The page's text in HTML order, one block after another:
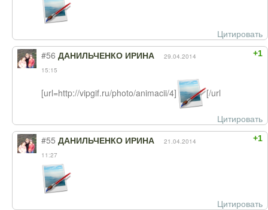
Цитировать
+1
#56 ДАНИЛЬЧЕНКО ИРИНА
29.04.2014
15:15
[url=http://vipgif.ru/photo/animacii/4] [/url
Цитировать
+1
#55 ДАНИЛЬЧЕНКО ИРИНА
21.04.2014
11:27
Цитировать